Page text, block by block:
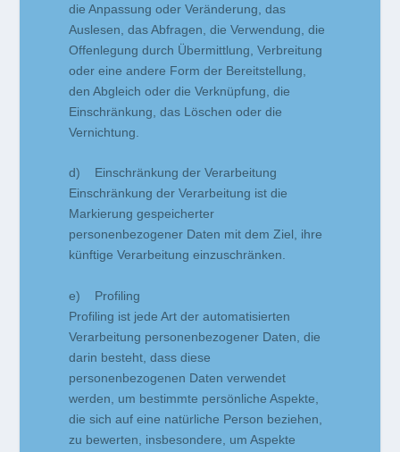
die Anpassung oder Veränderung, das
Auslesen, das Abfragen, die Verwendung, die
Offenlegung durch Übermittlung, Verbreitung
oder eine andere Form der Bereitstellung,
den Abgleich oder die Verknüpfung, die
Einschränkung, das Löschen oder die
Vernichtung.
d) Einschränkung der Verarbeitung
Einschränkung der Verarbeitung ist die
Markierung gespeicherter
personenbezogener Daten mit dem Ziel, ihre
künftige Verarbeitung einzuschränken.
e) Profiling
Profiling ist jede Art der automatisierten
Verarbeitung personenbezogener Daten, die
darin besteht, dass diese
personenbezogenen Daten verwendet
werden, um bestimmte persönliche Aspekte,
die sich auf eine natürliche Person beziehen,
zu bewerten, insbesondere, um Aspekte